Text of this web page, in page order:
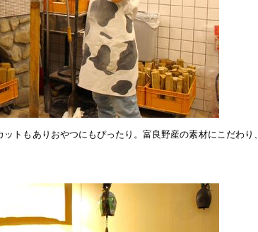
トもありおやつにもぴったり。富良野産の素材にこだわり